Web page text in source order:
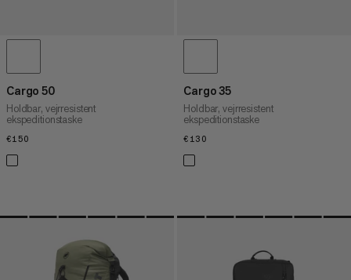
Cargo 50
Holdbar, vejrresistent
ekspeditionstaske
€150
Cargo 35
Holdbar, vejrresistent
ekspeditionstaske
€130